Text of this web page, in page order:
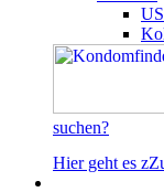
suchen?
Hier geht es zZ